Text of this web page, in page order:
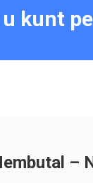
u kunt
–